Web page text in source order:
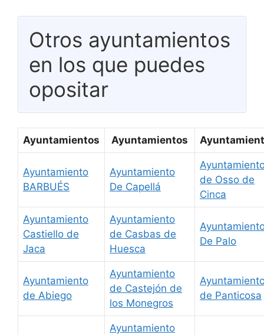
Otros ayuntamientos
en los que puedes
opositar
Ayuntamientos Ayuntamientos
Ayuntamiento
BARBUÉS
Ayuntamiento
De Capellá
de Osso de
Cinca
Ayuntamiento
Castiello de
Jaca
Ayuntamiento
de Casbas de
Huesca
De Palo
Ayuntamiento
de Abiego
Ayuntamiento
de Castejón de
los Monegros
de Panticosa
Ayuntamiento